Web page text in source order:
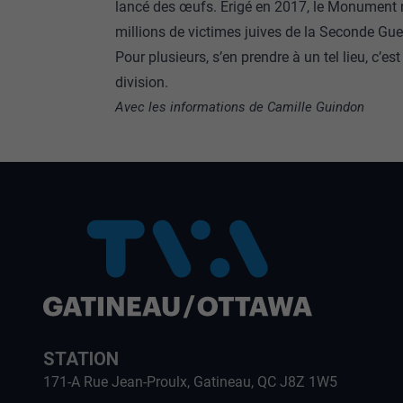
lancé des œufs. Érigé en 2017, le
millions de victimes juives de la Seconde
Pour plusieurs, s’en prendre à un tel lieu,
division.
Avec les informations de Camille Guindon
STATION
171-A Rue Jean-Proulx, Gatineau, QC J8Z 1W5